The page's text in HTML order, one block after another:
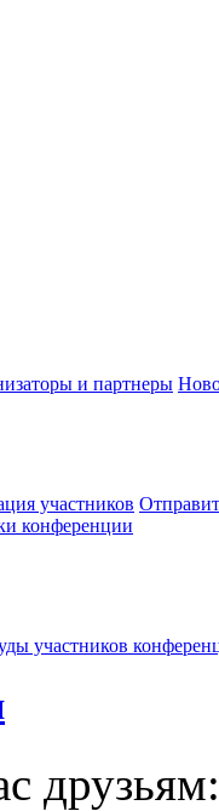
и партнеры
участников
конференции
участников
друзьям: